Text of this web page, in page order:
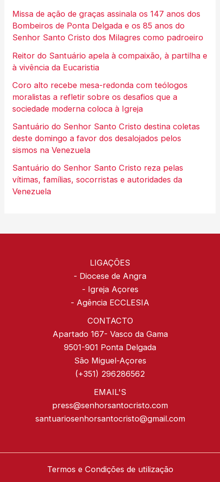
Missa de ação de graças assinala os 147 anos dos
Bombeiros de Ponta Delgada e os 85 anos do
Senhor Santo Cristo dos Milagres como padroeiro
Reitor do Santuário apela à compaixão, à partilha e
à vivência da Eucaristia
Coro alto recebe mesa-redonda com teólogos
moralistas a refletir sobre os desafios que a
sociedade moderna coloca à Igreja
Santuário do Senhor Santo Cristo destina coletas
deste domingo a favor dos desalojados pelos
sismos na Venezuela
Santuário do Senhor Santo Cristo reza pelas
vítimas, famílias, socorristas e autoridades da
Venezuela
LIGAÇÕES
- Diocese de Angra
- Igreja Açores
- Agência ECCLESIA
CONTACTO
Apartado 167- Vasco da Gama
9501-901 Ponta Delgada
São Miguel-Açores
(+351) 296286562
EMAIL'S
press@senhorsantocristo.com
santuariosenhorsantocristo@gmail.com
Termos e Condições de utilização